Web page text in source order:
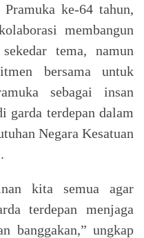
ke-64 tahun,
membangun
tema, namun
bersama untuk
sebagai insan
garda terdepan dalam
Negara Kesatuan
kita semua agar
terdepan menjaga
banggakan,” ungkap